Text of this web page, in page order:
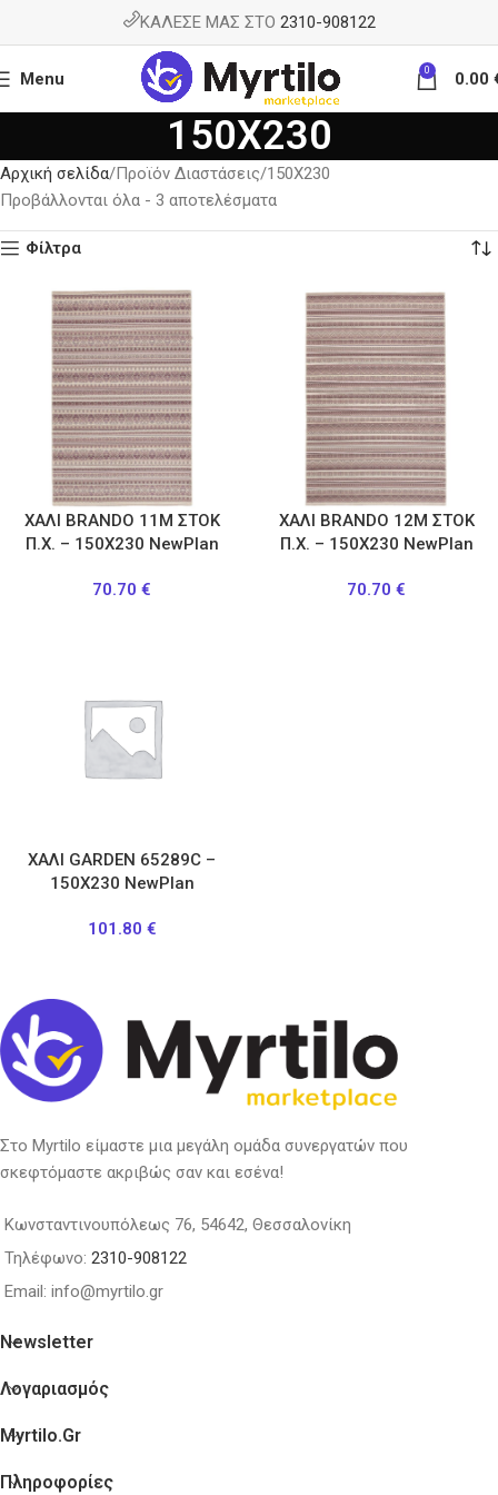
ΚΑΛΕΣΕ ΜΑΣ ΣΤΟ 2310-908122
Menu 0 0.00
150X230
Αρχική σελίδα Προϊόν Διαστάσεις 150X230
Προβάλλονται όλα - 3 αποτελέσματα
Φίλτρα
ΧΑΛΙ BRANDO 11Μ ΣΤΟΚ
Π.Χ. – 150X230 NewPlan
70.70 €
ΧΑΛΙ BRANDO 12Μ ΣΤΟΚ
Π.Χ. – 150X230 NewPlan
70.70 €
ΧΑΛΙ GARDEN 65289C –
150X230 NewPlan
101.80 €
Στο Myrtilo είμαστε μια μεγάλη ομάδα συνεργατών που
σκεφτόμαστε ακριβώς σαν και εσένα!
Κωνσταντινουπόλεως 76, 54642, Θεσσαλονίκη
Τηλέφωνο: 2310-908122
Email: info@myrtilo.gr
Newsletter
Λογαριασμός
Myrtilo.gr
Πληροφορίες